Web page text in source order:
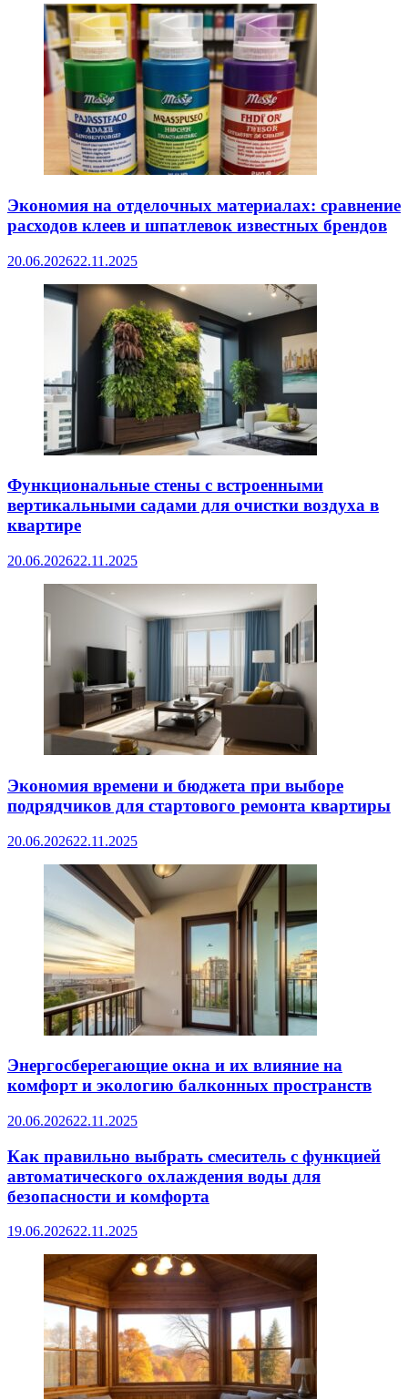
Экономия на отделочных материалах: сравнение
расходов клеев и шпатлевок известных брендов
20.06.202622.11.2025
Функциональные стены с встроенными
вертикальными садами для очистки воздуха в
квартире
20.06.202622.11.2025
Экономия времени и бюджета при выборе
подрядчиков для стартового ремонта квартиры
20.06.202622.11.2025
Энергосберегающие окна и их влияние на
комфорт и экологию балконных пространств
20.06.202622.11.2025
Как правильно выбрать смеситель с функцией
автоматического охлаждения воды для
безопасности и комфорта
19.06.202622.11.2025